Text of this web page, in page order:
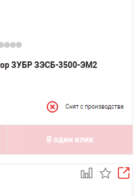
ЗУБР ЗЭСБ-3500-ЭМ2
В один клик